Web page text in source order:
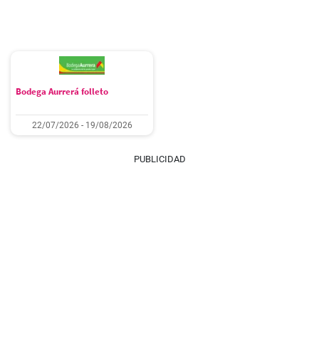
Bodega Aurrerá folleto
22/07/2026 - 19/08/2026
PUBLICIDAD